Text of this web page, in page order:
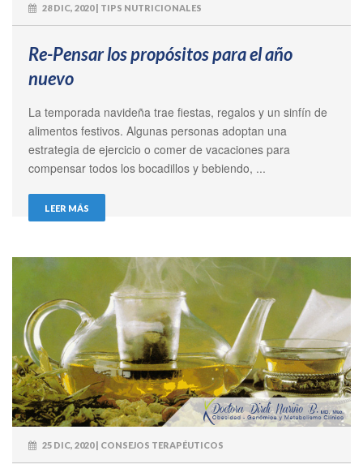
28 DIC, 2020 | TIPS NUTRICIONALES
Re-Pensar los propósitos para el año
nuevo
La temporada navideña trae fiestas, regalos y un sinfín de
alimentos festivos. Algunas personas adoptan una
estrategia de ejercicio o comer de vacaciones para
compensar todos los bocadillos y bebiendo, ...
LEER MÁS
25 DIC, 2020 | CONSEJOS TERAPÉUTICOS